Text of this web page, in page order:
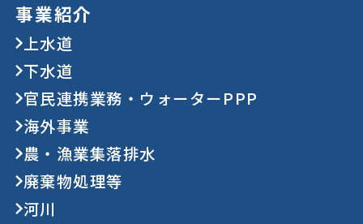
事業紹介
上水道
下水道
官民連携業務・ウォーターPPP
海外事業
農・漁業集落排水
廃棄物処理等
河川